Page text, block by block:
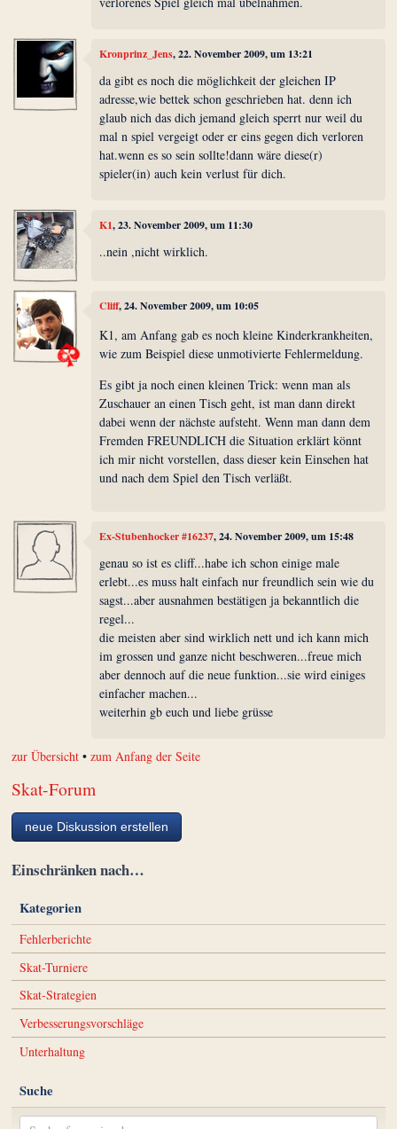
Kronprinz_Jens, 22. November 2009, um 13:21
da gibt es noch die möglichkeit der gleichen IP
adresse,wie bettek schon geschrieben hat. denn ich
glaub nich das dich jemand gleich sperrt nur weil du
mal n spiel vergeigt oder er eins gegen dich verloren
hat.wenn es so sein sollte!dann wäre diese(r)
spieler(in) auch kein verlust für dich.
K1, 23. November 2009, um 11:30
..nein ,nicht wirklich.
Cliff, 24. November 2009, um 10:05
K1, am Anfang gab es noch kleine Kinderkrankheiten,
wie zum Beispiel diese unmotivierte Fehlermeldung.
Es gibt ja noch einen kleinen Trick: wenn man als
Zuschauer an einen Tisch geht, ist man dann direkt
dabei wenn der nächste aufsteht. Wenn man dann dem
Fremden FREUNDLICH die Situation erklärt könnt
ich mir nicht vorstellen, dass dieser kein Einsehen hat
und nach dem Spiel den Tisch verläßt.
Ex-Stubenhocker #16237, 24. November 2009, um 15:48
genau so ist es cliff...habe ich schon einige male
erlebt...es muss halt einfach nur freundlich sein wie du
sagst...aber ausnahmen bestätigen ja bekanntlich die
regel...
die meisten aber sind wirklich nett und ich kann mich
im grossen und ganze nicht beschweren...freue mich
aber dennoch auf die neue funktion...sie wird einiges
einfacher machen...
weiterhin gb euch und liebe grüsse
zur Übersicht •zum Anfang der Seite
Skat-Forum
neue Diskussion erstellen
Einschränken nach…
Kategorien
Fehlerberichte
Skat-Turniere
Skat-Strategien
Verbesserungsvorschläge
Unterhaltung
Suche